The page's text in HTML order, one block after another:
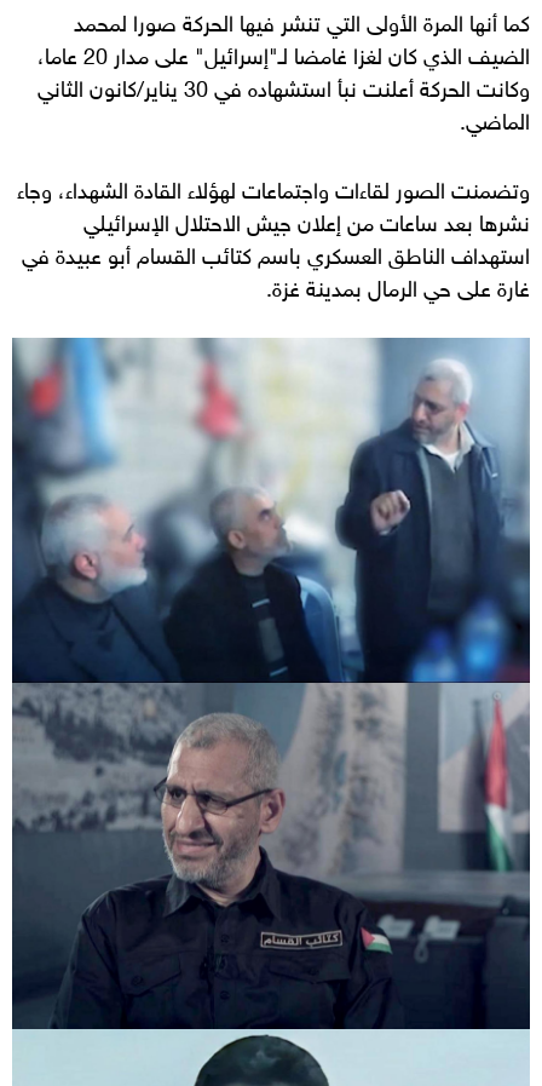
كما أنها المرة الأولى التي تنشر فيها الحركة صورا لمحمد
الضيف الذي كان لغزا غامضا لـ"إسرائيل" على مدار 20 عاما،
وكانت الحركة أعلنت نبأ استشهاده في 30 يناير/كانون الثاني
الماضي.
وتضمنت الصور لقاءات واجتماعات لهؤلاء القادة الشهداء، وجاء
نشرها بعد ساعات من إعلان جيش الاحتلال الإسرائيلي
استهداف الناطق العسكري باسم كتائب القسام أبو عبيدة في
غارة على حي الرمال بمدينة غزة.